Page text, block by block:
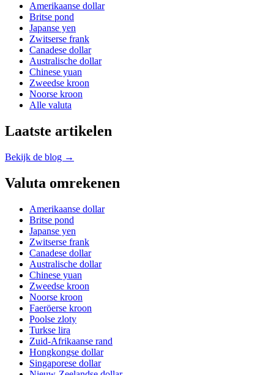
Amerikaanse dollar
Britse pond
Japanse yen
Zwitserse frank
Canadese dollar
Australische dollar
Chinese yuan
Zweedse kroon
Noorse kroon
Alle valuta
Laatste artikelen
Bekijk de blog →
Valuta omrekenen
Amerikaanse dollar
Britse pond
Japanse yen
Zwitserse frank
Canadese dollar
Australische dollar
Chinese yuan
Zweedse kroon
Noorse kroon
Faeröerse kroon
Poolse zloty
Turkse lira
Zuid-Afrikaanse rand
Hongkongse dollar
Singaporese dollar